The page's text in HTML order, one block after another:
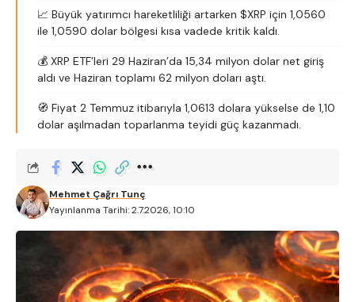
📈 Büyük yatırımcı hareketliliği artarken $XRP için 1,0560
ile 1,0590 dolar bölgesi kısa vadede kritik kaldı.
💰 XRP ETF’leri 29 Haziran’da 15,34 milyon dolar net giriş
aldı ve Haziran toplamı 62 milyon doları aştı.
🧭 Fiyat 2 Temmuz itibarıyla 1,0613 dolara yükselse de 1,10
dolar aşılmadan toparlanma teyidi güç kazanmadı.
Yayınlanma Tarihi: 2.7.2026, 10:10
Mehmet Çağrı Tunç